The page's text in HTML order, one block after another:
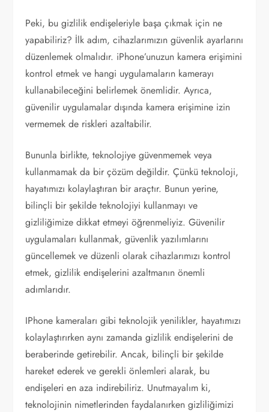
Peki, bu gizlilik endişeleriyle başa çıkmak için ne
yapabiliriz? İlk adım, cihazlarımızın güvenlik ayarlarını
düzenlemek olmalıdır. iPhone’unuzun kamera erişimini
kontrol etmek ve hangi uygulamaların kamerayı
kullanabileceğini belirlemek önemlidir. Ayrıca,
güvenilir uygulamalar dışında kamera erişimine izin
vermemek de riskleri azaltabilir.
Bununla birlikte, teknolojiye güvenmemek veya
kullanmamak da bir çözüm değildir. Çünkü teknoloji,
hayatımızı kolaylaştıran bir araçtır. Bunun yerine,
bilinçli bir şekilde teknolojiyi kullanmayı ve
gizliliğimize dikkat etmeyi öğrenmeliyiz. Güvenilir
uygulamaları kullanmak, güvenlik yazılımlarını
güncellemek ve düzenli olarak cihazlarımızı kontrol
etmek, gizlilik endişelerini azaltmanın önemli
adımlarıdır.
IPhone kameraları gibi teknolojik yenilikler, hayatımızı
kolaylaştırırken aynı zamanda gizlilik endişelerini de
beraberinde getirebilir. Ancak, bilinçli bir şekilde
hareket ederek ve gerekli önlemleri alarak, bu
endişeleri en aza indirebiliriz. Unutmayalım ki,
teknolojinin nimetlerinden faydalanırken gizliliğimizi